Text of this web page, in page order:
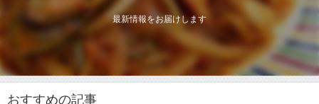
最新情報をお届けします
おすすめの記事